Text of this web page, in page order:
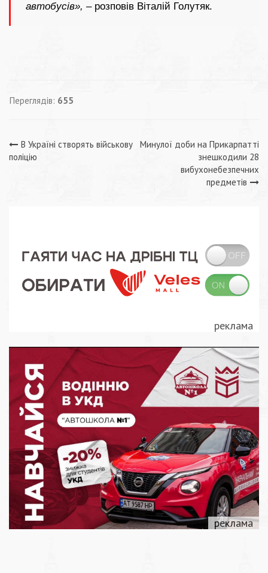
автобусів», – розповів Віталій Голутяк.
Переглядів: 655
Навігація
В Україні створять військову
поліцію
Минулої доби на Прикарпатті
знешкодили 28
вибухонебезпечних
предметів